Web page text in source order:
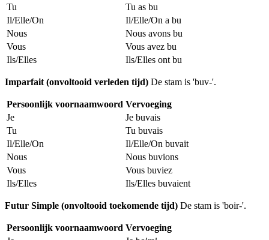
Tu
Tu as bu
Il/Elle/On
Il/Elle/On a bu
Nous
Nous avons bu
Vous
Vous avez bu
Ils/Elles
Ils/Elles ont bu
Imparfait (onvoltooid verleden tijd) De stam is 'buv-'.
Persoonlijk voornaamwoord Vervoeging
Je
Je buvais
Tu
Tu buvais
Il/Elle/On
Il/Elle/On buvait
Nous
Nous buvions
Vous
Vous buviez
Ils/Elles
Ils/Elles buvaient
Futur Simple (onvoltooid toekomende tijd) De stam is 'boir-'.
Persoonlijk voornaamwoord Vervoeging